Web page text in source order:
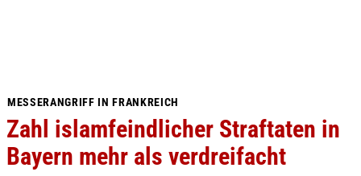
MESSERANGRIFF IN FRANKREICH
Zahl islamfeindlicher Straftaten in
Bayern mehr als verdreifacht